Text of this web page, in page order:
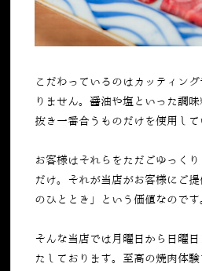
こだわっているのはカッティン
りません。醤油や塩といった調
抜き一番合うものだけを使用して
お客様はそれらをただごゆっく
だけ。それが当店がお客様にご
のひととき」という価値なのです
そんな当店では月曜日から日曜
たしております。至高の焼肉体